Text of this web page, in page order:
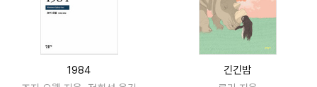
1984
긴긴밤